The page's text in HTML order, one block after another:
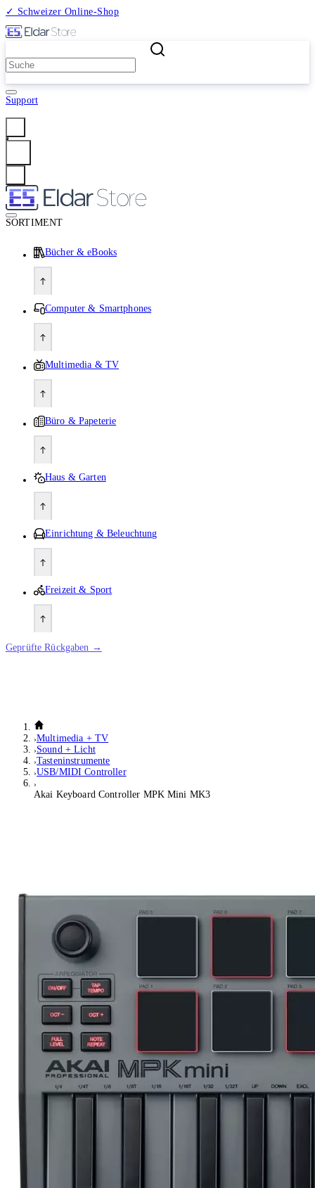
✓ Schweizer Online-Shop
Support
SORTIMENT
Bücher & eBooks
Computer & Smartphones
Multimedia & TV
Büro & Papeterie
Haus & Garten
Einrichtung & Beleuchtung
Freizeit & Sport
Geprüfte Rückgaben →
Multimedia + TV
Sound + Licht
Tasteninstrumente
USB/MIDI Controller
Akai Keyboard Controller MPK Mini MK3